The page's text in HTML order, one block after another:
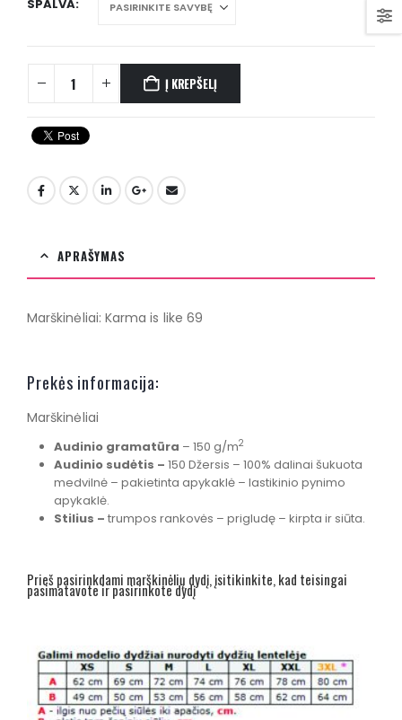
SPALVA
Į KREPŠELĮ
APRAŠYMAS
Marškinėliai: Karma is like 69
Prekės informacija:
Marškinėliai
Audinio gramatūra – 150 g/m2
Audinio sudėtis – 150 Džersis – 100% dalinai šukuota
medvilnė – pakietinta apykaklė – lastikinio pynimo
apykaklė.
Stilius – trumpos rankovės – prigludę – kirpta ir siūta.
Prieš pasirinkdami marškinėlių dydį, įsitikinkite, kad teisingai
pasimatavote ir pasirinkote dydį